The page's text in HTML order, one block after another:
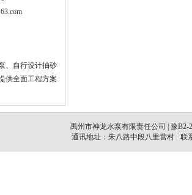
、自行设计抽砂
供全面工程方案
禹州市神龙水泵有限责任公司 |
豫B2-
通讯地址：朱八路中段八里营村
联